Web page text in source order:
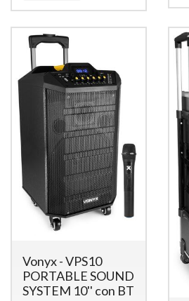
Vonyx - VPS10
PORTABLE SOUND
SYSTEM 10'' con BT